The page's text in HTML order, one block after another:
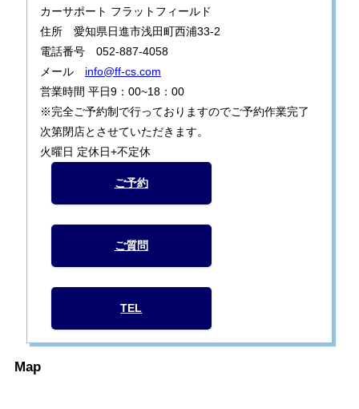
カーサポート フラットフィールド
住所 愛知県日進市浅田町西浦33-2
電話番号 052-887-4058
メール info@ff-cs.com
営業時間 平日9：00~18：00
※完全ご予約制で行っておりますのでご予約作業完了
次第閉店とさせていただきます。
火曜日 定休日+不定休
ご予約
ご質問
TEL
Map